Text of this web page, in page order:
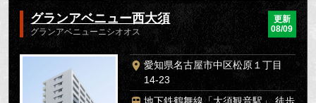
グランアベニュー西大須
グランアベニューニシオオス
更新
08/09
愛知県名古屋市中区松原１丁目
14-23